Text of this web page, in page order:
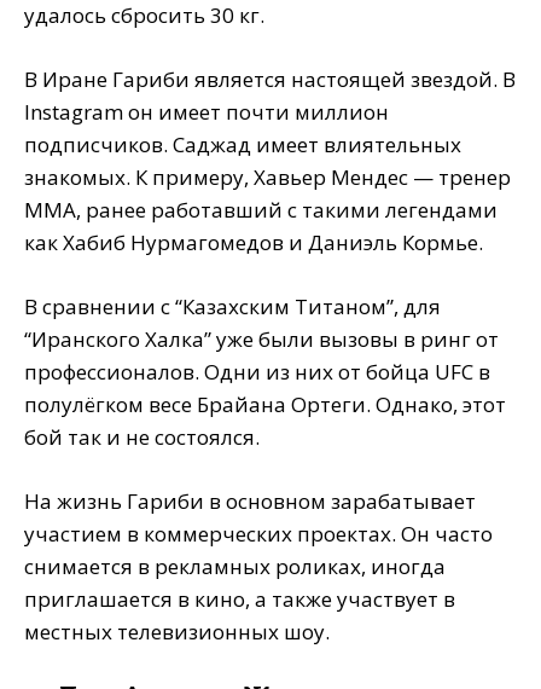
удалось сбросить 30 кг.
В Иране Гариби является настоящей звездой. В
Instagram он имеет почти миллион
подписчиков. Саджад имеет влиятельных
знакомых. К примеру, Хавьер Мендес — тренер
ММА, ранее работавший с такими легендами
как Хабиб Нурмагомедов и Даниэль Кормье.
В сравнении с “Казахским Титаном”, для
“Иранского Халка” уже были вызовы в ринг от
профессионалов. Одни из них от бойца UFC в
полулёгком весе Брайана Ортеги. Однако, этот
бой так и не состоялся.
На жизнь Гариби в основном зарабатывает
участием в коммерческих проектах. Он часто
снимается в рекламных роликах, иногда
приглашается в кино, а также участвует в
местных телевизионных шоу.